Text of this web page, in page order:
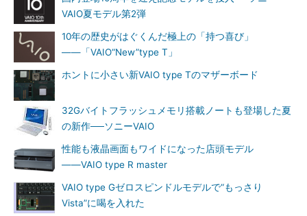
VAIO夏モデル第2弾
10年の歴史がはぐくんだ極上の「持つ喜び」
――「VAIO“New”type T」
ホントに小さい新VAIO type Tのマザーボード
32Gバイトフラッシュメモリ搭載ノートも登場した夏
の新作──ソニーVAIO
性能も液晶画面もワイドになった店頭モデル
――VAIO type R master
VAIO type Gゼロスピンドルモデルで“もっさり
Vista”に喝を入れた